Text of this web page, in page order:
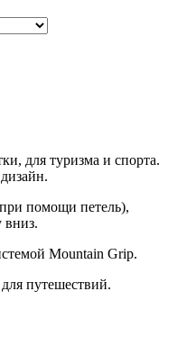
для туризма и спорта.
помощи петель),
вниз.
Mountain Grip.
путешествий.